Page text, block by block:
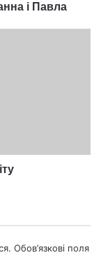
і Павла
Обов’язкові поля